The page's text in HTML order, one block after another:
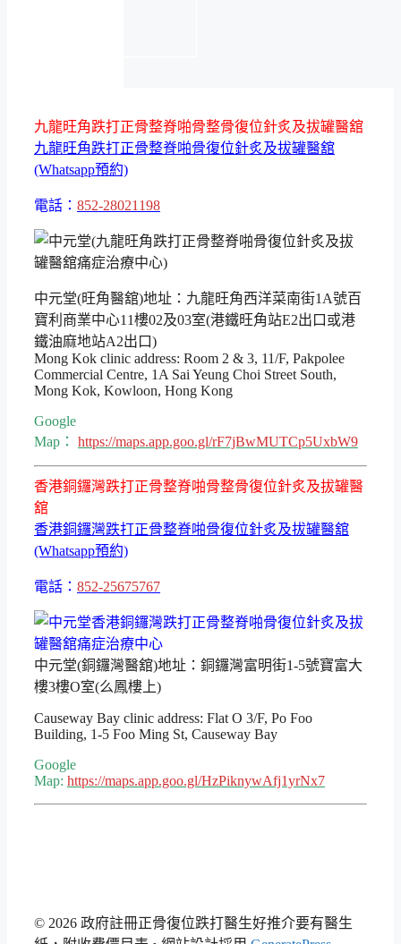
九龍旺角跌打正骨整脊啪骨整骨復位針炙及拔罐醫舘
九龍旺角跌打正骨整脊啪骨復位針炙及拔罐醫舘
(Whatsapp預約)
電話： 852-28021198
中元堂(旺角醫舘)地址：九龍旺角西洋菜南街1A號百
寶利商業中心11樓02及03室(港鐵旺角站E2出口或港
鐵油麻地站A2出口)
Mong Kok clinic address: Room 2 & 3, 11/F, Pakpolee
Commercial Centre, 1A Sai Yeung Choi Street South,
Mong Kok, Kowloon, Hong Kong
Google
Map： https://maps.app.goo.gl/rF7jBwMUTCp5UxbW9
香港銅鑼灣跌打正骨整脊啪骨整骨復位針炙及拔罐醫
舘
香港銅鑼灣跌打正骨整脊啪骨復位針炙及拔罐醫舘
(Whatsapp預約)
電話： 852-25675767
中元堂(銅鑼灣醫舘)地址：銅鑼灣富明街1-5號寶富大
樓3樓O室(么鳳樓上)
Causeway Bay clinic address: Flat O 3/F, Po Foo
Building, 1-5 Foo Ming St, Causeway Bay
Google
Map: https://maps.app.goo.gl/HzPiknywAfj1yrNx7
© 2026 政府註冊正骨復位跌打醫生好推介要有醫生